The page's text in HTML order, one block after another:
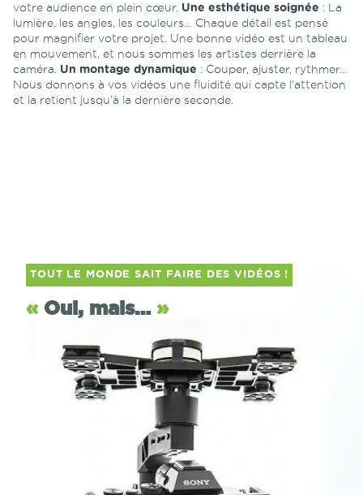
votre audience en plein cœur. Une esthétique soignée : La
lumière, les angles, les couleurs… Chaque détail est pensé
pour magnifier votre projet. Une bonne vidéo est un tableau
en mouvement, et nous sommes les artistes derrière la
caméra. Un montage dynamique : Couper, ajuster, rythmer…
Nous donnons à vos vidéos une fluidité qui capte l’attention
et la retient jusqu’à la dernière seconde.
TOUT LE MONDE SAIT FAIRE DES VIDÉOS !
«Oui, mais… »